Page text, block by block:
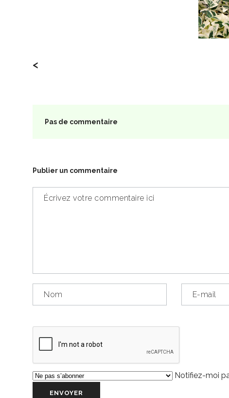
<
Pas de commentaire
Publier un commentaire
Notifiez-moi